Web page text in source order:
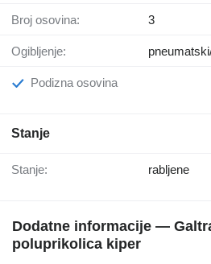
Broj osovina: 3
Ogibljenje:
Podizna osovina
Stanje
Stanje: rabljene
Dodatne informacije —
poluprikolica kiper